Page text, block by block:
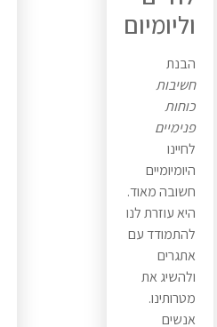
וליומיום
הבנת
חשיבות
כוחות
פנימיים
לחיינו
היומיומיים
חשובה מאוד.
היא עוזרת לנו
להתמודד עם
אתגרים
ולהשיג את
מטרותינו.
אנשים